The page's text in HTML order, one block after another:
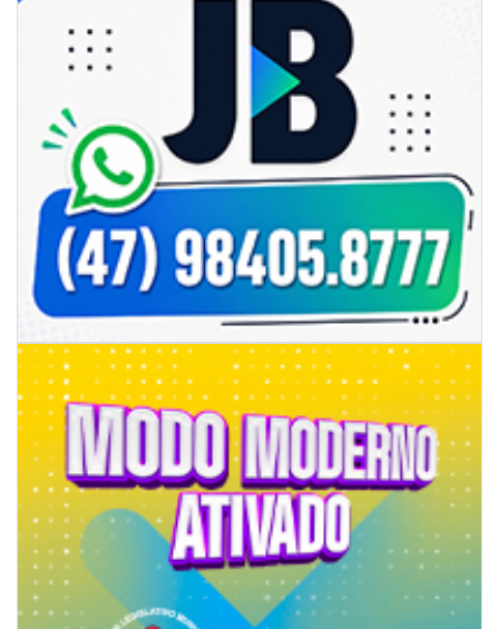
07/08/2026 | 07:00
Jordan Hang leva estratégias de marketing e vendas ao InspiraBQ, em
Brusque
ITAPEMA